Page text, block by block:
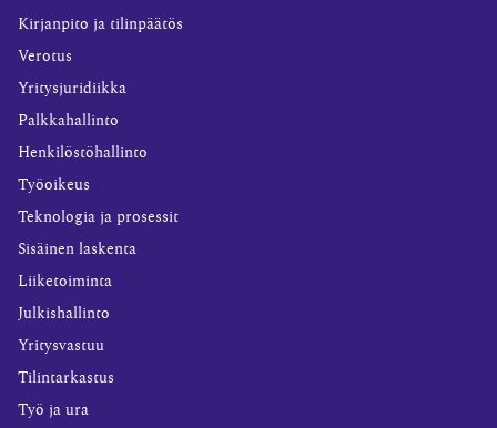
Kirjanpito ja tilinpäätös
Verotus
Yritysjuridiikka
Palkkahallinto
Henkilöstöhallinto
Työoikeus
Teknologia ja prosessit
Sisäinen laskenta
Liiketoiminta
Julkishallinto
Yritysvastuu
Tilintarkastus
Työ ja ura